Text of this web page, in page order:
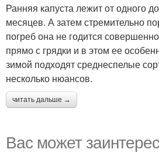
Ранняя капуста лежит от одного
месяцев. А затем стремительно
погреб она не годится
прямо с грядки и в этом ее
зимой подходят среднеспелые
несколько нюансов.
читать дальше →
Вас может